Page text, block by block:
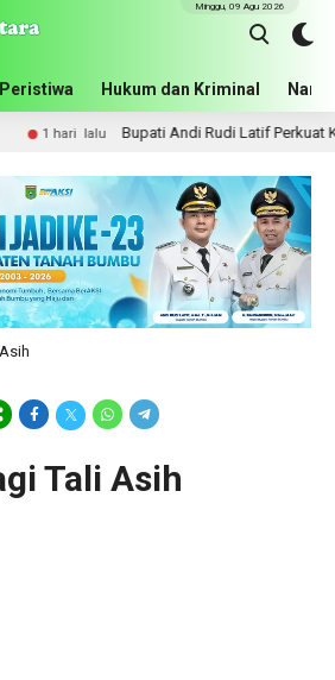
Peristiwa Hukum dan Kriminal
Minggu, 09 Agu 2026
1 hari lalu Bupati Andi Rudi Latif Perkuat
Tali Asih